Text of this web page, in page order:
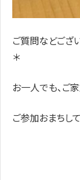
ご質問などござ
＊
お一人でも、ご
ご参加おまちし